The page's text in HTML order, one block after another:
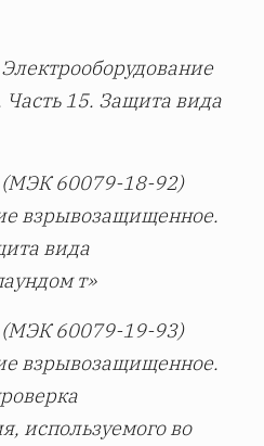
15. Защита вида
60079-18-92)
взрывозащищенное.
вида
т»
60079-19-93)
взрывозащищенное.
используемого во